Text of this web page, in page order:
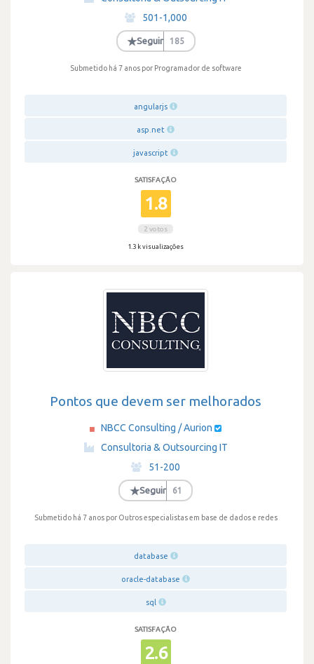
·
501-1,000
·
★Seguir 185
Submetido há 7 anos por Programador de software
angularjs
asp.net
javascript
SATISFAÇÃO
1.8
2 votos
1.3 k visualizações
Pontos que devem ser melhorados
NBCC Consulting / Aurion
·
Consultoria & Outsourcing IT
·
51-200
·
★Seguir 61
Submetido há 7 anos por Outros especialistas em base de dados e redes
database
oracle-database
sql
SATISFAÇÃO
2.6